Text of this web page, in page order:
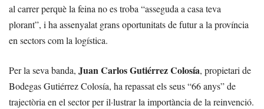
al carrer perquè la feina no es troba “asseguda a casa teva
plorant”, i ha assenyalat grans oportunitats de futur a la província
en sectors com la logística.
Per la seva banda, Juan Carlos Gutiérrez Colosía, propietari de
Bodegas Gutiérrez Colosía, ha repassat els seus “66 anys” de
trajectòria en el sector per il·lustrar la importància de la reinvenció.